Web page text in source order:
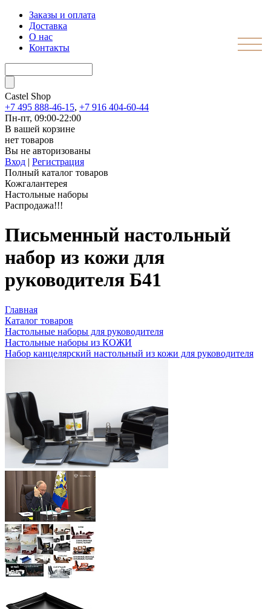
Заказы и оплата
Доставка
О нас
Контакты
Castel Shop
+7 495 888-46-15, +7 916 404-60-44
Пн-пт, 09:00-22:00
В вашей корзине
нет товаров
Вы не авторизованы
Вход | Регистрация
Полный каталог товаров
Кожгалантерея
Настольные наборы
Распродажа!!!
Письменный настольный
набор из кожи для
руководителя Б41
Главная
Каталог товаров
Настольные наборы для руководителя
Настольные наборы из КОЖИ
Набор канцелярский настольный из кожи для руководителя